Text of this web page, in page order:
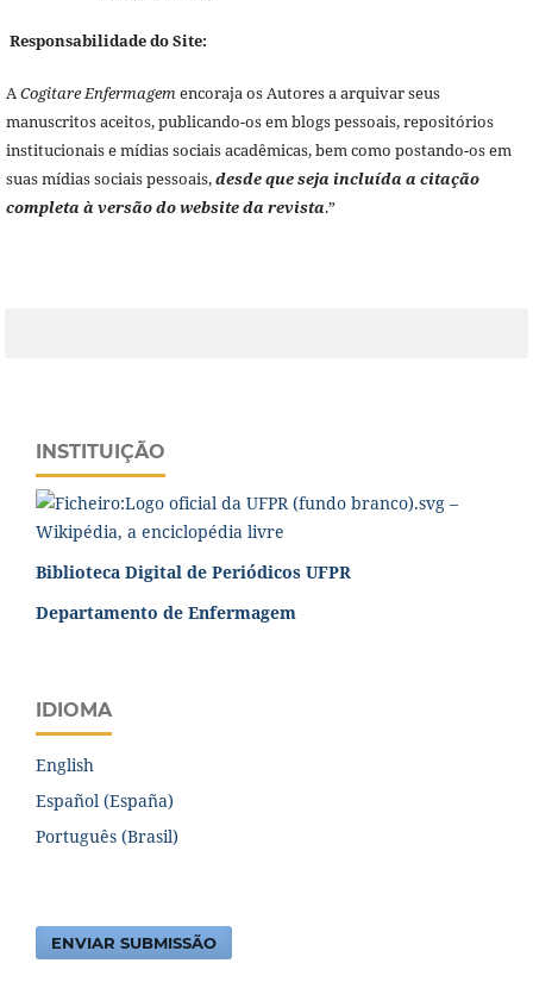
Responsabilidade do Site:
ACogitare Enfermagemencoraja os Autores a arquivar seus
manuscritos aceitos, publicando-os em blogs pessoais, repositórios
institucionais e mídias sociais acadêmicas, bem como postando-os em
suas mídias sociais pessoais,desde que seja incluída a citação
completa à versão do website da revista.”
INSTITUIÇÃO
Biblioteca Digital de Periódicos UFPR
Departamento de Enfermagem
IDIOMA
English
Español (España)
Português (Brasil)
ENVIAR SUBMISSÃO